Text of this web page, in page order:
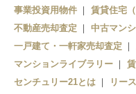
小前田駅
事業投資用物件
賃貸住宅
不動産売却査定
中古マン
一戸建て・一軒家売却査定
マンションライブラリー
センチュリー21とは
リー